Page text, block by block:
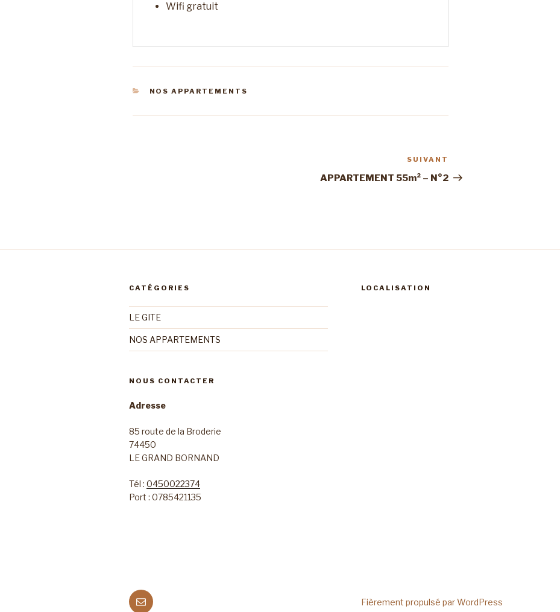
Wifi gratuit
CATÉGORIES
NOS APPARTEMENTS
suivant
SUIVANT
APPARTEMENT 55m² – N°2
CATÉGORIES
LE GITE
NOS APPARTEMENTS
NOUS CONTACTER
Adresse
85 route de la Broderie
74450
LE GRAND BORNAND
Tél : 0450022374
Port : 0785421135
LOCALISATION
E-
Fièrement propulsé par WordPress